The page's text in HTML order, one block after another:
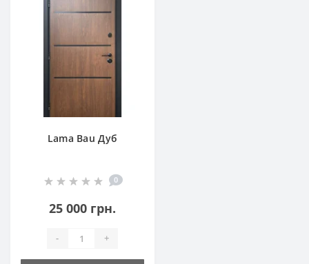
Lama Bau Дуб
0
25 000 грн.
- +